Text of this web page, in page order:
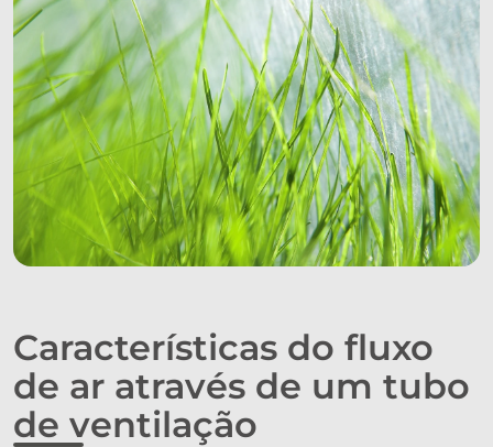
Características do fluxo
de ar através de um tubo
de ventilação